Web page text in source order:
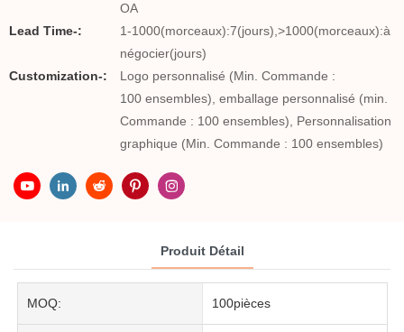
OA
Lead Time-:
1-1000(morceaux):7(jours),>1000(morceaux):à
négocier(jours)
Customization-:
Logo personnalisé (Min. Commande :
100 ensembles), emballage personnalisé (min.
Commande : 100 ensembles), Personnalisation
graphique (Min. Commande : 100 ensembles)
Produit Détail
MOQ: 100pièces